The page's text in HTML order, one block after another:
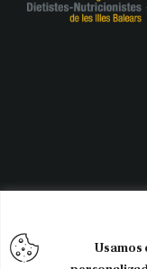
Copyright © 2026.